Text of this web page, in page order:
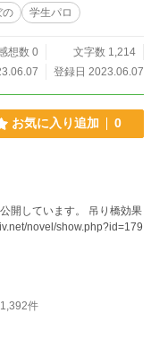
の 学生パロ
想数 0
文字数 1,214
登録日 2023.06.07
お気に入り追加 0
開しています。 吊り橋効果
novel/show.php?id=179
件